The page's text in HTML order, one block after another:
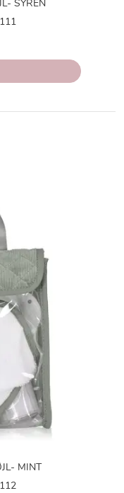
SYREN
MINT